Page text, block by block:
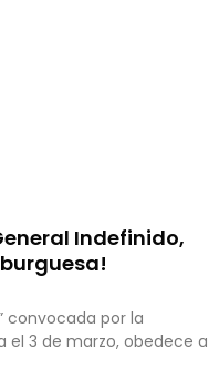
Indefinido,
convocada por la
el 3 de marzo, obedece a